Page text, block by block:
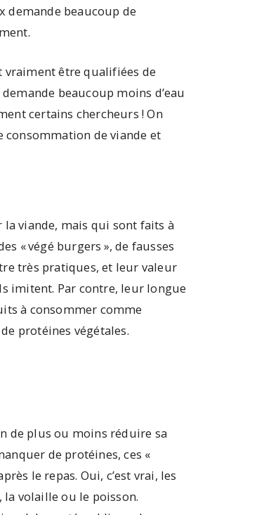
demande beaucoup de
vraiment être qualifiées de
beaucoup moins d’eau
certains chercheurs ! On
de viande et
viande, mais qui sont faits à
« végé burgers », de fausses
très pratiques, et leur valeur
imitent. Par contre, leur longue
à consommer comme
protéines végétales.
de plus ou moins réduire sa
de protéines, ces «
le repas. Oui, c’est vrai, les
volaille ou le poisson.